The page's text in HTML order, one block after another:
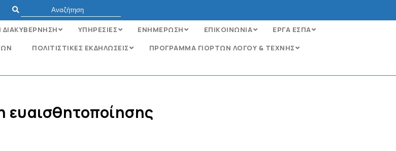
ΥΠΗΡΕΣΙΕΣ ΕΝΗΜΕΡΩΣΗ ΕΠΙΚΟΙΝΩΝΙΑ
ΕΡΓΑ ΕΣΠΑ
ΠΟΛΙΤΙΣΤΙΚΕΣ ΕΚΔΗΛΩΣΕΙΣ
ΠΡΟΓΡΑΜΜΑ ΓΙΟΡΤΩΝ ΛΟΓΟΥ & ΤΕΧΝΗΣ
ευαισθητοποίησης